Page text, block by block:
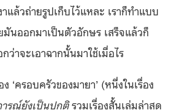
าแล้วถ่ายรูปเก็บไว้แหละ เราก็ทำแบบ
มันออกมาเป็นตัวอักษร เสร็จแล้วก็
ว่าจะเอาฉากนั้นมาใช้เมื่อไร
‘ครอบครัวของมายา’ (หนึ่งในเรื่อง
รณ์ยังเป็นปกติรวมเรื่องสั้นเล่มล่าสุด